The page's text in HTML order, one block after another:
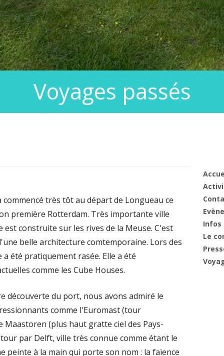
Voyages passés
très tôt au départ de Longueau ce
première Rotterdam. Très importante ville
construite sur les rives de la Meuse. C'est
belle architecture comtemporaine. Lors des
été pratiquement rasée. Elle a été
comme les Cube Houses.
découverte du port, nous avons admiré le
comme l'Euromast (tour
Maastoren (plus haut gratte ciel des Pays-
par Delft, ville très connue comme étant le
peinte à la main qui porte son nom : la faïence
Infos
Le